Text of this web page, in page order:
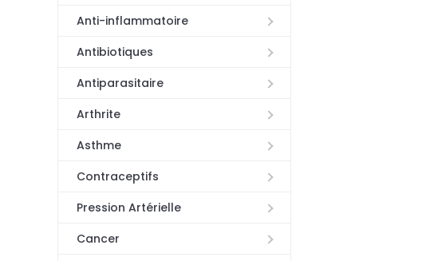
Anti-inflammatoire
Antibiotiques
Antiparasitaire
Arthrite
Asthme
Contraceptifs
Pression Artérielle
Cancer